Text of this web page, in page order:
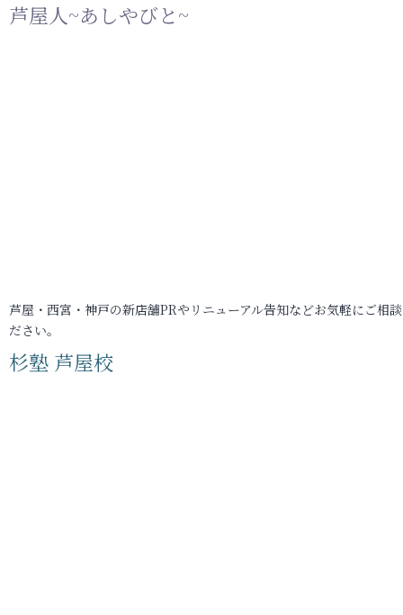
芦屋人~あしやびと~
芦屋・西宮・神戸の新店舗PRやリニューアル告知などお気軽にご相
ださい。
杉塾 芦屋校